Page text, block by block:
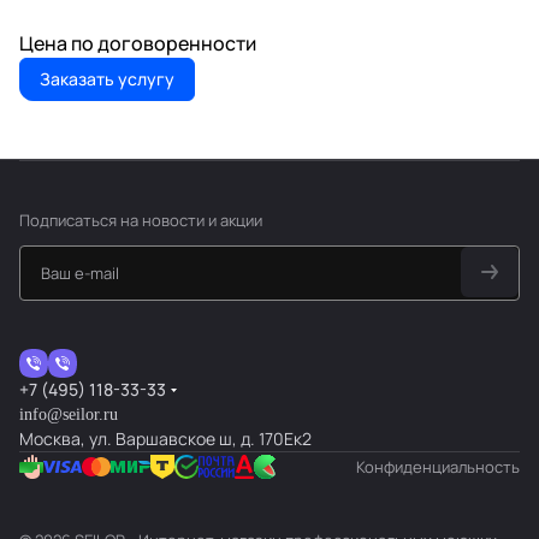
Цена по договоренности
Заказать услугу
Подписаться на новости и акции
+7 (495) 118-33-33
info@seilor.ru
Москва, ул. Варшавское ш, д. 170Ек2
Конфиденциальность